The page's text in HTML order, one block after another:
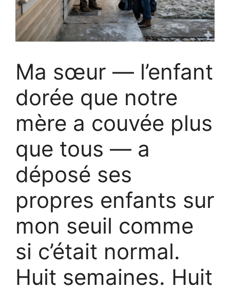
Ma sœur — l’enfant
dorée que notre
mère a couvée plus
que tous — a
déposé ses
propres enfants sur
mon seuil comme
si c’était normal.
Huit semaines. Huit